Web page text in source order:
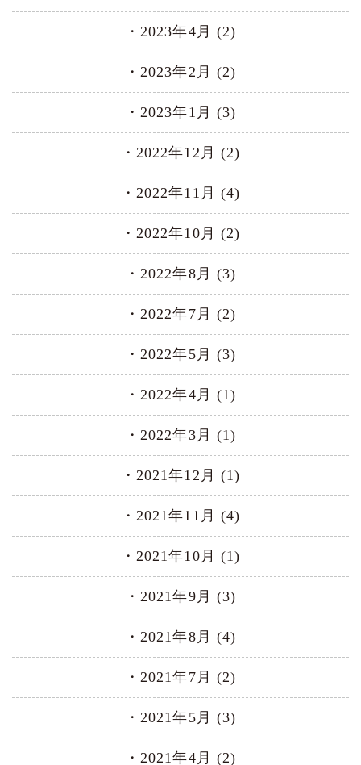
2023年4月 (2)
2023年2月 (2)
2023年1月 (3)
2022年12月 (2)
2022年11月 (4)
2022年10月 (2)
2022年8月 (3)
2022年7月 (2)
2022年5月 (3)
2022年4月 (1)
2022年3月 (1)
2021年12月 (1)
2021年11月 (4)
2021年10月 (1)
2021年9月 (3)
2021年8月 (4)
2021年7月 (2)
2021年5月 (3)
2021年4月 (2)